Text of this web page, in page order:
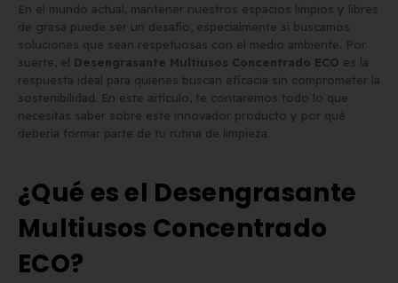
En el mundo actual, mantener nuestros espacios limpios y libres
de grasa puede ser un desafío, especialmente si buscamos
soluciones que sean respetuosas con el medio ambiente. Por
suerte, el Desengrasante Multiusos Concentrado ECO es la
respuesta ideal para quienes buscan eficacia sin comprometer la
sostenibilidad. En este artículo, te contaremos todo lo que
necesitas saber sobre este innovador producto y por qué
debería formar parte de tu rutina de limpieza.
¿Qué es el Desengrasante
Multiusos Concentrado
ECO?
Matrícula Acrílica para
Ciclomotor y Patinete:
Normativa DGT 2026
Comprar matrículas a
propio equipo de